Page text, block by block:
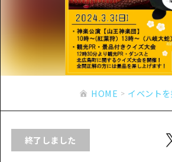
イベント・祭り
グルメ・酒
サイクリング
ショッピング
ナイトライフ
世界遺産
広島もしもトラベル
あたらしい非日常
広島市周辺
安芸
備後
スポット・体験一覧
広島市周辺
安芸
備後
備北
宮島周辺
イベント
旬情報
お役立ち情報
アクセス
二次交通まとめ
HOME
HOME イベント
終了しました